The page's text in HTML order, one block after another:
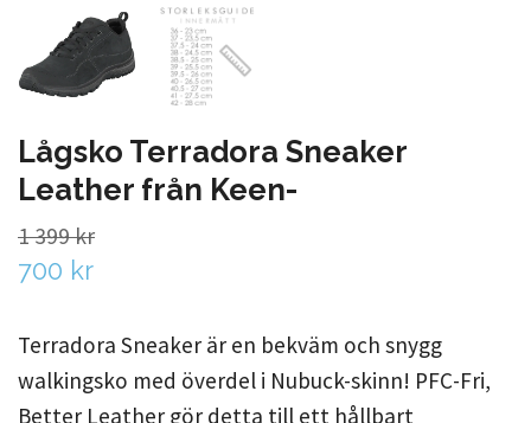
Lågsko Terradora Sneaker
Leather från Keen-
1 399 kr
700 kr
Terradora Sneaker är en bekväm och snygg
walkingsko med överdel i Nubuck-skinn! PFC-Fri,
Better Leather gör detta till ett hållbart